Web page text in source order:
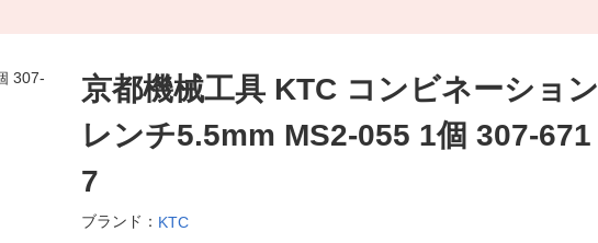
京都機械工具 KTC コンビネーション
レンチ5.5mm MS2-055 1個 307-671
7
ブランド： KTC